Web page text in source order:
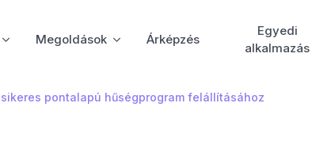
Megoldások Árképzés
Egyedi
alkalmazás
pontalapú hűségprogram felállításához